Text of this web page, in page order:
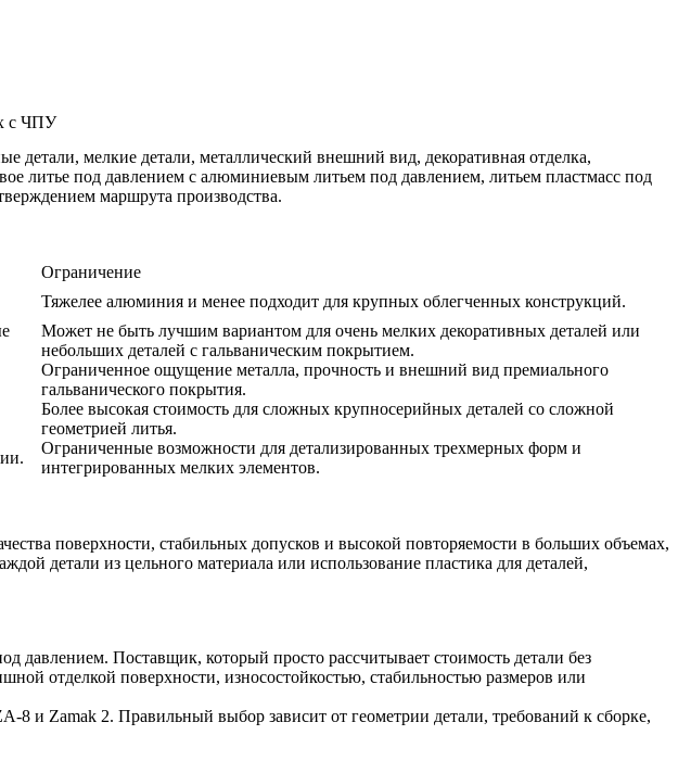
с ЧПУ
мелкие детали, металлический внешний вид, декоративная отделка,
литье под давлением с алюминиевым литьем под давлением, литьем пластмасс под
маршрута производства.
Ограничение
Тяжелее алюминия и менее подходит для крупных облегченных конструкций.
Может не быть лучшим вариантом для очень мелких декоративных деталей или
небольших деталей с гальваническим покрытием.
Ограниченное ощущение металла, прочность и внешний вид премиального
гальванического покрытия.
Более высокая стоимость для сложных крупносерийных деталей со сложной
геометрией литья.
Ограниченные возможности для детализированных трехмерных форм и
интегрированных мелких элементов.
поверхности, стабильных допусков и высокой повторяемости в больших объемах,
детали из цельного материала или использование пластика для деталей,
давлением. Поставщик, который просто рассчитывает стоимость детали без
отделкой поверхности, износостойкостью, стабильностью размеров или
8 и Zamak 2. Правильный выбор зависит от геометрии детали, требований к сборке,